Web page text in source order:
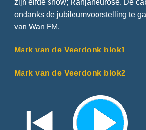
zijn elfde show; Ranjaneurose. De
ondanks de jubileumvoorstelling te
van Wan FM.
Mark van de Veerdonk blok1
Mark van de Veerdonk blok2